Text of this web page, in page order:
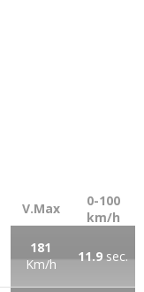
V.Max
0-100
km/h
181
Km/h
11.9 sec.